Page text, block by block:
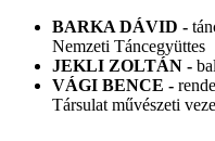
BARKA DÁVID -
Nemzeti Táncegyüttes
JEKLI ZOLTÁN -
VÁGI BENCE -
Társulat művészeti